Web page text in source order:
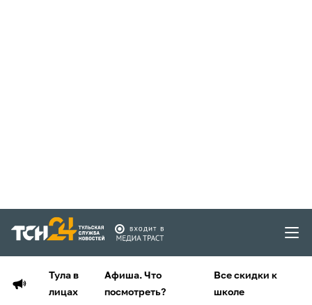
Тула в
лицах
Афиша. Что
посмотреть?
Все скидки к
школе